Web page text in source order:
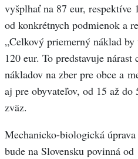
vyšplhať na 87 eur,
od konkrétnych podmienok a
„Celkový priemerný náklad
120 eur. To predstavuje
nákladov na zber pre obce a
aj pre obyvateľov, od 15 až do
zväz.
Mechanicko-biologická
bude na Slovensku povinná